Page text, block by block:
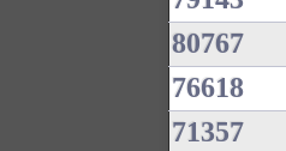
80767
76618
71357